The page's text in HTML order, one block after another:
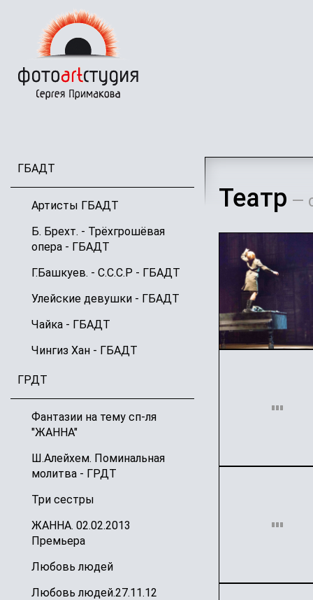
основному
содержанию
ГБАДТ
Артисты ГБАДТ
Б. Брехт. - Трёхгрошёвая
опера - ГБАДТ
Г.Башкуев. - С.С.С.Р - ГБАДТ
Улейские девушки - ГБАДТ
Чайка - ГБАДТ
Чингиз Хан - ГБАДТ
ГРДТ
Фантазии на тему сп-ля
"ЖАННА"
Ш.Алейхем. Поминальная
молитва - ГРДТ
Три сестры
ЖАННА. 02.02.2013
Премьера
Любовь людей
Любовь людей.27.11.12
Театр —